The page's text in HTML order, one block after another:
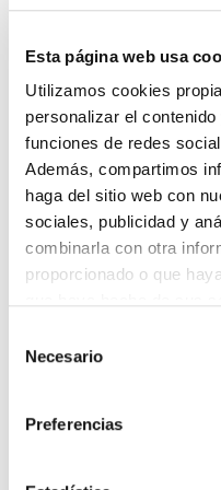
Esta página web usa
Utilizamos cookies
personalizar el
funciones de redes
Además, compartimos
haga del sitio web con
sociales, publicidad y
combinarla con otra
proporcionado o que
Necesario
Preferencias
Resuelto el
cuestión es
amantes del
verano, la época
mejor para
Evidentemente lo
calidad de
no es la misma,
inclinaros por
meses. Por lo